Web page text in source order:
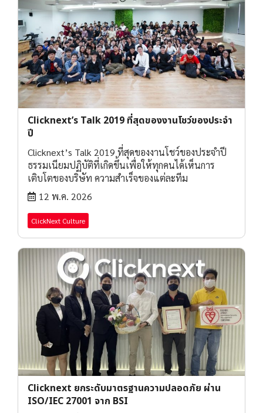
Clicknext’s Talk 2019 ที่สุดของงานโชว์ของประจำ
ปี
Clicknext’s Talk 2019 ที่สุดของงานโชว์ของประจำปี
ธรรมเนียมปฏิบัติที่เกิดขึ้นเพื่อให้ทุกคนได้เห็นการ
เติบโตของบริษัท ความสำเร็จของแต่ละทีม
12 พ.ค. 2026
ClickNext Culture
Clicknext ยกระดับมาตรฐานความปลอดภัย ผ่าน
ISO/IEC 27001 จาก BSI